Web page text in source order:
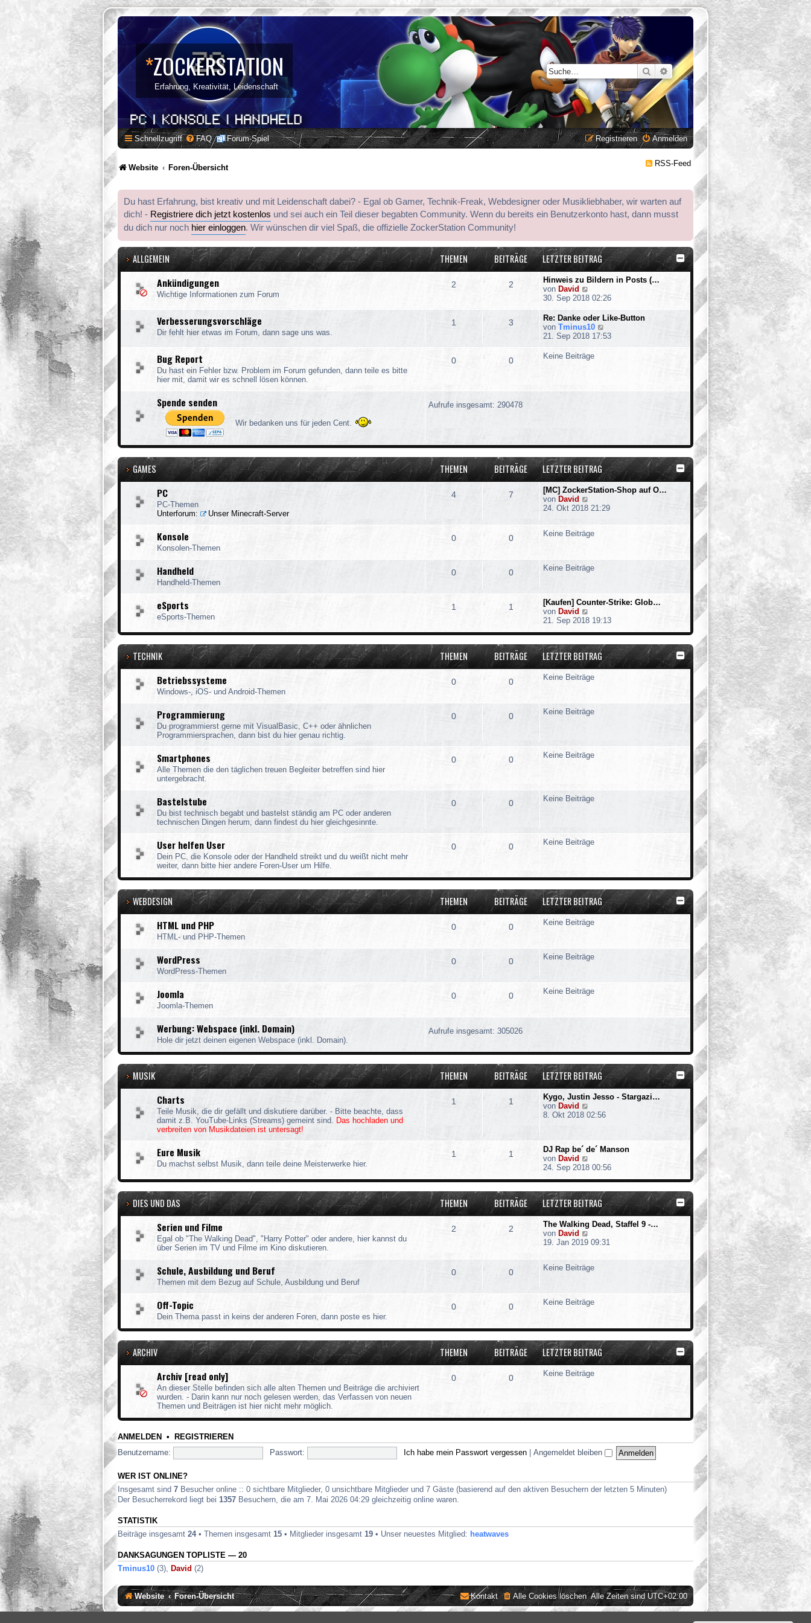
*ZOCKERSTATION
Erfahrung, Kreativität, Leidenschaft
SucheErweiterte Suche
Schnellzugriff FAQ Forum-Spiel Anmelden
Registrieren
Website Foren-Übersicht RSS-Feed
Du hast Erfahrung, bist kreativ und mit Leidenschaft dabei? - Egal ob Gamer, Technik-Freak, Webdesigner oder Musikliebhaber, wir warten auf
dich! - Registriere dich jetzt kostenlos und sei auch ein Teil dieser begabten Community. Wenn du bereits ein Benutzerkonto hast, dann musst
du dich nur noch hier einloggen. Wir wünschen dir viel Spaß, die offizielle ZockerStation Community!
ALLGEMEIN THEMEN BEITRÄGE LETZTER BEITRAG
Ankündigungen
Wichtige Informationen zum Forum
2 2
Hinweis zu Bildern in Posts (…
von David
e
e
s
t
B
30. Sep 2018 02:26
Verbesserungsvorschläge
Dir fehlt hier etwas im Forum, dann sage uns was.
1 3
Re: Danke oder Like-Button
von Tminus10
e
a
21. Sep 2018 17:53
Bug Report
Du hast ein Fehler bzw. Problem im Forum gefunden, dann teile es bitte
hier mit, damit wir es schnell lösen können.
0 0 Keine Beiträge
Spende senden
Wir bedanken uns für jeden Cent.
Aufrufe insgesamt: 290478
GAMES THEMEN BEITRÄGE LETZTER BEITRAG
PC
PC-Themen
Unterforum:
Unser Minecraft-Server
4 7
[MC] ZockerStation-Shop auf O…
von David
e
s
B
r
a
g
24. Okt 2018 21:29
Konsole
Konsolen-Themen
0 0 Keine Beiträge
Handheld
Handheld-Themen
0 0 Keine Beiträge
eSports
eSports-Themen
1 1
[Kaufen] Counter-Strike: Glob…
von David
e
e
s
t
r
B
t
21. Sep 2018 19:13
TECHNIK THEMEN BEITRÄGE LETZTER BEITRAG
Betriebssysteme
Windows-, iOS- und Android-Themen
0 0 Keine Beiträge
Programmierung
Du programmierst gerne mit VisualBasic, C++ oder ähnlichen
Programmiersprachen, dann bist du hier genau richtig.
0 0 Keine Beiträge
Smartphones
Alle Themen die den täglichen treuen Begleiter betreffen sind hier
untergebracht.
0 0 Keine Beiträge
Bastelstube
Du bist technisch begabt und bastelst ständig am PC oder anderen
technischen Dingen herum, dann findest du hier gleichgesinnte.
0 0 Keine Beiträge
User helfen User
Dein PC, die Konsole oder der Handheld streikt und du weißt nicht mehr
weiter, dann bitte hier andere Foren-User um Hilfe.
0 0 Keine Beiträge
WEBDESIGN THEMEN BEITRÄGE LETZTER BEITRAG
HTML und PHP
HTML- und PHP-Themen
0 0 Keine Beiträge
WordPress
WordPress-Themen
0 0 Keine Beiträge
Joomla
Joomla-Themen
0 0 Keine Beiträge
Werbung: Webspace (inkl. Domain)
Hole dir jetzt deinen eigenen Webspace (inkl. Domain).
Aufrufe insgesamt: 305026
MUSIK THEMEN BEITRÄGE LETZTER BEITRAG
Charts
Teile Musik, die dir gefällt und diskutiere darüber. - Bitte beachte, dass
damit z.B. YouTube-Links (Streams) gemeint sind.
Das hochladen und
verbreiten von Musikdateien ist untersagt!
1 1
Kygo, Justin Jesso - Stargazi…
von David
e
s
t
r
B
i
t
a
8. Okt 2018 02:56
Eure Musik
Du machst selbst Musik, dann teile deine Meisterwerke hier.
1 1
DJ Rap be´ de´ Manson
von David
e
e
s
t
r
B
e
r
24. Sep 2018 00:56
DIES UND DAS THEMEN BEITRÄGE LETZTER BEITRAG
Serien und Filme
Egal ob "The Walking Dead", "Harry Potter" oder andere, hier kannst du
über Serien im TV und Filme im Kino diskutieren.
2 2
The Walking Dead, Staffel 9 -…
von David
e
s
B
t
r
a
g
19. Jan 2019 09:31
Schule, Ausbildung und Beruf
Themen mit dem Bezug auf Schule, Ausbildung und Beruf
0 0 Keine Beiträge
Off-Topic
Dein Thema passt in keins der anderen Foren, dann poste es hier.
0 0 Keine Beiträge
ARCHIV THEMEN BEITRÄGE LETZTER BEITRAG
Archiv [read only]
An dieser Stelle befinden sich alle alten Themen und Beiträge die archiviert
wurden. - Darin kann nur noch gelesen werden, das Verfassen von neuen
Themen und Beiträgen ist hier nicht mehr möglich.
0 0 Keine Beiträge
ANMELDEN • REGISTRIEREN
Benutzername: Passwort: Ich habe mein Passwort vergessen Angemeldet bleiben
WER IST ONLINE?
Insgesamt sind 7 Besucher online :: 0 sichtbare Mitglieder, 0 unsichtbare Mitglieder und 7 Gäste (basierend auf den aktiven Besuchern der letzten 5 Minuten)
Der Besucherrekord liegt bei 1357 Besuchern, die am 7. Mai 2026 04:29 gleichzeitig online waren.
STATISTIK
Beiträge insgesamt 24• Themen insgesamt 15 • Mitglieder insgesamt 19 • Unser neuestes Mitglied: heatwaves
DANKSAGUNGEN TOPLISTE — 20
Tminus10 (3), David (2)
Website Foren-Übersicht Alle Zeiten sindUTC+02:00
Alle Cookies löschen
Kontakt